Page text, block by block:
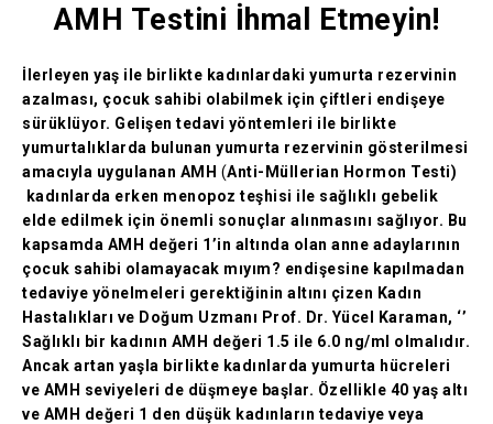
AMH Testini İhmal Etmeyin!
İlerleyen yaş ile birlikte kadınlardaki yumurta rezervinin
azalması, çocuk sahibi olabilmek için çiftleri endişeye
sürüklüyor. Gelişen tedavi yöntemleri ile birlikte
yumurtalıklarda bulunan yumurta rezervinin gösterilmesi
amacıyla uygulanan AMH (Anti-Müllerian Hormon Testi)
kadınlarda erken menopoz teşhisi ile sağlıklı gebelik
elde edilmek için önemli sonuçlar alınmasını sağlıyor. Bu
kapsamda AMH değeri 1’in altında olan anne adaylarının
çocuk sahibi olamayacak mıyım? endişesine kapılmadan
tedaviye yönelmeleri gerektiğinin altını çizen Kadın
Hastalıkları ve Doğum Uzmanı Prof. Dr. Yücel Karaman, ‘’
Sağlıklı bir kadının AMH değeri 1.5 ile 6.0 ng/ml olmalıdır.
Ancak artan yaşla birlikte kadınlarda yumurta hücreleri
ve AMH seviyeleri de düşmeye başlar. Özellikle 40 yaş altı
ve AMH değeri 1 den düşük kadınların tedaviye veya